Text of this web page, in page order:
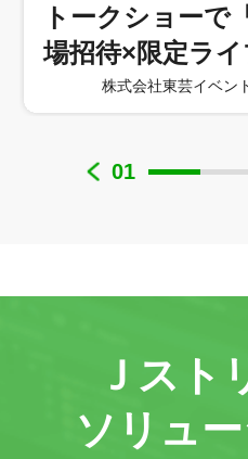
トークショーで
場招待×限定ラ
株式会社東芸イベン
01
Ｊスト
ソリュ